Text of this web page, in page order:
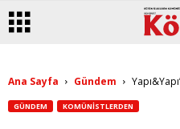
Ana Sayfa Gündem
GÜNDEM KOMÜNISTLERDEN